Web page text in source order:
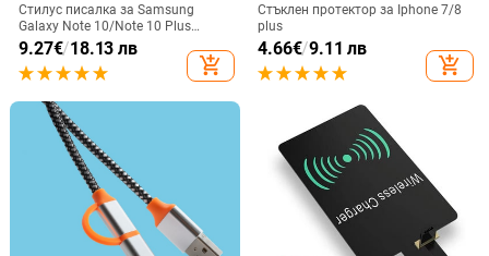
Стилус писалка за Samsung
Galaxy Note 10/Note 10 Plus
Универсална капацитивна
писалка Чувствителен сензорен
екран SPen Не е съвместим с
9.27€/18.13 лв
add_shopping_cart
Стъклен протектор за Iphone 7/8
plus
4.66€/9.11 лв
add_shopping_cart